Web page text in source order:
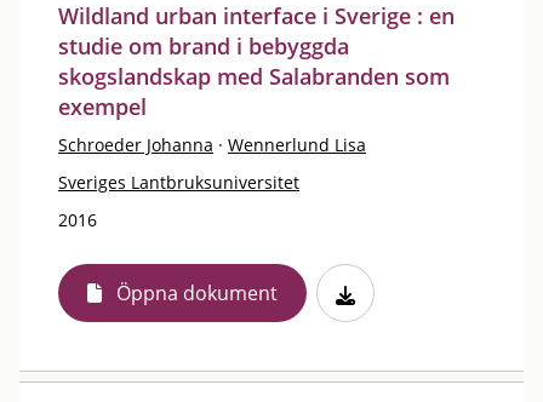
Wildland urban interface i Sverige : en
studie om brand i bebyggda
skogslandskap med Salabranden som
exempel
Schroeder Johanna · Wennerlund Lisa
Sveriges Lantbruksuniversitet
2016
Öppna dokument